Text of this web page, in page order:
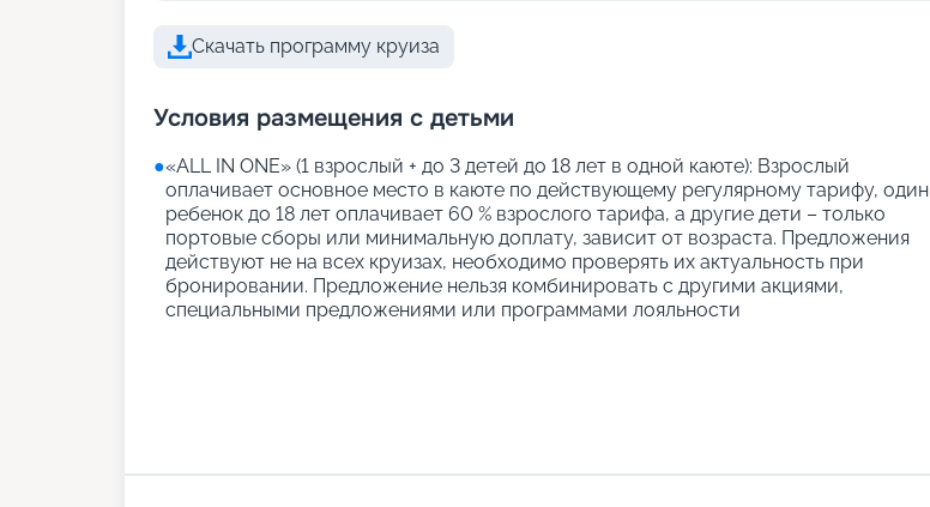
Скачать программу круиза
Условия размещения с детьми
●«АLL IN ONE» (1 взрослый + до 3 детей до 18 лет в одной каюте): Взрослый
оплачивает основное место в каюте по действующему регулярному тарифу, один
ребенок до 18 лет оплачивает 60 % взрослого тарифа, а другие дети – только
портовые сборы или минимальную доплату, зависит от возраста. Предложения
действуют не на всех круизах, необходимо проверять их актуальность при
бронировании. Предложение нельзя комбинировать с другими акциями,
специальными предложениями или программами лояльности